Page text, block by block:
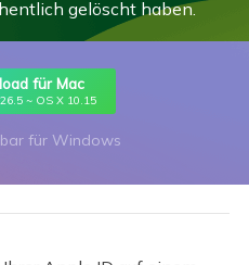
gelöscht haben.
für Mac
~ OS X 10.15
für Windows